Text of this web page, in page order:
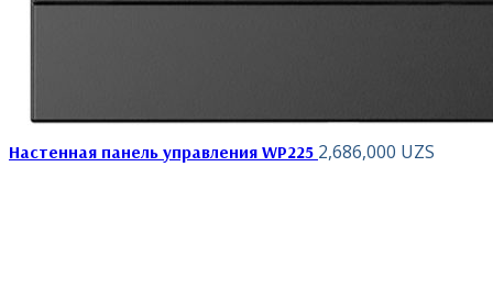
Настенная панель управления WP225 2,686,000 UZS